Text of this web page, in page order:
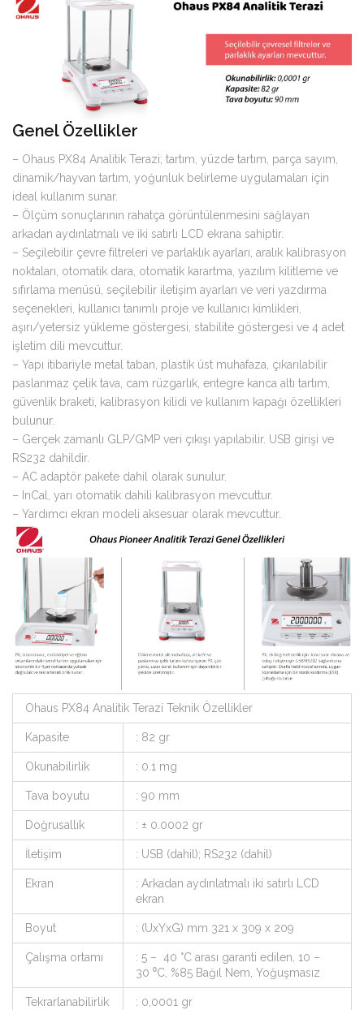
Genel Özellikler
– Ohaus PX84 Analitik Terazi; tartım, yüzde tartım, parça sayım,
dinamik/hayvan tartım, yoğunluk belirleme uygulamaları için
ideal kullanım sunar.
– Ölçüm sonuçlarının rahatça görüntülenmesini sağlayan
arkadan aydınlatmalı ve iki satırlı LCD ekrana sahiptir.
– Seçilebilir çevre filtreleri ve parlaklık ayarları, aralık kalibrasyon
noktaları, otomatik dara, otomatik karartma, yazılım kilitleme ve
sıfırlama menüsü, seçilebilir iletişim ayarları ve veri yazdırma
seçenekleri, kullanıcı tanımlı proje ve kullanıcı kimlikleri,
aşırı/yetersiz yükleme göstergesi, stabilite göstergesi ve 4 adet
işletim dili mevcuttur.
– Yapı itibariyle metal taban, plastik üst muhafaza, çıkarılabilir
paslanmaz çelik tava, cam rüzgarlık, entegre kanca altı tartım,
güvenlik braketi, kalibrasyon kilidi ve kullanım kapağı özellikleri
bulunur.
– Gerçek zamanlı GLP/GMP veri çıkışı yapılabilir. USB girişi ve
RS232 dahildir.
– AC adaptör pakete dahil olarak sunulur.
– InCal, yarı otomatik dahili kalibrasyon mevcuttur.
– Yardımcı ekran modeli aksesuar olarak mevcuttur.
Ohaus PX84 Analitik Terazi Teknik Özellikler
Kapasite : 82 gr
Okunabilirlik : 0.1 mg
Tava boyutu : 90 mm
Doğrusallık : ± 0.0002 gr
İletişim : USB (dahil); RS232 (dahil)
Ekran
: Arkadan aydınlatmalı iki satırlı LCD
ekran
Boyut : (UxYxG) mm 321 x 309 x 209
Çalışma ortamı
: 5 – 40 °C arası garanti edilen, 10 –
30 ⁰C, %85 Bağıl Nem, Yoğuşmasız
Tekrarlanabilirlik
: 0,0001 gr